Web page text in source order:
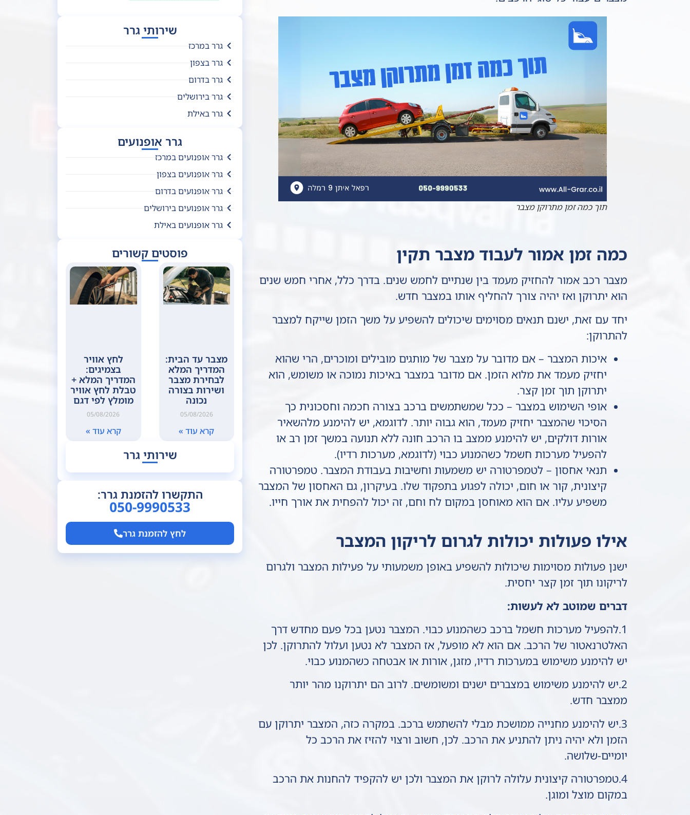
תוך כמה זמן מתרוקן מצבר
כמה זמן אמור לעבוד מצבר תקין
מצבר רכב אמור להחזיק מעמד בין שנתיים לחמש שנים. בדרך כלל, אחרי חמש שנים
הוא יתרוקן ואז יהיה צורך להחליף אותו במצבר חדש.
יחד עם זאת, ישנם תנאים מסוימים שיכולים להשפיע על משך הזמן שייקח למצבר
להתרוקן:
איכות המצבר – אם מדובר על מצבר של מותגים מובילים ומוכרים, הרי שהוא
יחזיק מעמד את מלוא הזמן. אם מדובר במצבר באיכות נמוכה או משומש, הוא
יתרוקן תוך זמן קצר.
אופי השימוש במצבר – ככל שמשתמשים ברכב בצורה חכמה וחסכונית כך
הסיכוי שהמצבר יחזיק מעמד, הוא גבוה יותר. לדוגמא, יש להימנע מלהשאיר
אורות דולקים, יש להימנע ממצב בו הרכב חונה ללא תנועה במשך זמן רב או
להפעיל מערכות חשמל כשהמנוע כבוי (לדוגמא, מערכות רדיו).
תנאי אחסון – לטמפרטורה יש משמעות וחשיבות בעבודת המצבר. טמפרטורה
קיצונית, קור או חום, יכולה לפגוע בתפקוד שלו. בעיקרון, גם האחסון של המצבר
משפיע עליו. אם הוא מאוחסן במקום לח וחם, זה יכול להפחית את אורך חייו.
אילו פעולות יכולות לגרום לריקון המצבר
ישנן פעולות מסוימות שיכולות להשפיע באופן משמעותי על פעילות המצבר ולגרום
לריקונו תוך זמן קצר יחסית.
דברים שמוטב לא לעשות:
1.להפעיל מערכות חשמל ברכב כשהמנוע כבוי. המצבר נטען בכל פעם מחדש דרך
האלטרנאטור של הרכב. אם הוא לא מופעל, אז המצבר לא נטען ועלול להתרוקן. לכן
יש להימנע משימוש במערכות רדיו, מזגן, אורות או אבטחה כשהמנוע כבוי.
2.יש להימנע משימוש במצברים ישנים ומשומשים. לרוב הם יתרוקנו מהר יותר
ממצבר חדש.
3.יש להימנע מחנייה ממושכת מבלי להשתמש ברכב. במקרה כזה, המצבר יתרוקן עם
הזמן ולא יהיה ניתן להתניע את הרכב. לכן, חשוב ורצוי להזיז את הרכב כל
יומיים-שלושה.
4.טמפרטורה קיצונית עלולה לרוקן את המצבר ולכן יש להקפיד להחנות את הרכב
במקום מוצל ומוגן.
שירותי גרר
גרר במרכז
גרר בצפון
גרר בדרום
גרר בירושלים
גרר באילת
גרר אופנועים
גרר אופנועים במרכז
גרר אופנועים בצפון
גרר אופנועים בדרום
גרר אופנועים בירושלים
גרר אופנועים באילת
פוסטים קשורים
מצבר עד הבית:
המדריך המלא
לבחירת מצבר
ושירות בצורה
נכונה
05/08/2026
קרא עוד »
לחץ אוויר
בצמיגים:
המדריך המלא +
טבלת לחץ אוויר
מומלץ לפי דגם
05/08/2026
קרא עוד »
שירותי גרר
התקשרו להזמנת גרר:
050-9990533
לחץ להזמנת גרר